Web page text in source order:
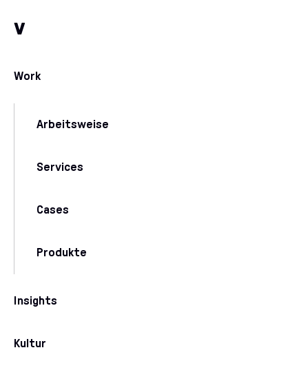
v
Work
Arbeitsweise
Services
Cases
Produkte
Insights
Kultur